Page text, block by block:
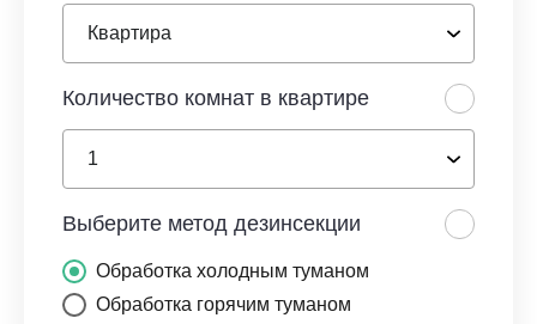
Количество комнат в квартире
Выберите метод дезинсекции
Обработка холодным туманом
Обработка горячим туманом